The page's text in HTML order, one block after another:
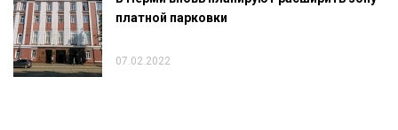
платной парковки
07.02.2022